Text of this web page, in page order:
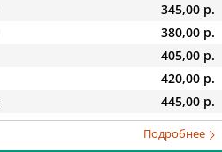
345,00 р.
380,00 р.
405,00 р.
420,00 р.
445,00 р.
Подробнее